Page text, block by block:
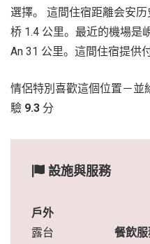
選擇。 這間住宿距離会安
桥 1.4 公里。最近的機場是
An 31 公里。這間住宿提供
情侶特別喜歡這個位置－並
驗 9.3 分
設施與服務
戶外
露台
餐飲